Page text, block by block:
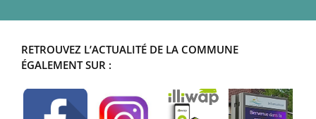
RETROUVEZ L’ACTUALITÉ DE LA COMMUNE
ÉGALEMENT SUR :